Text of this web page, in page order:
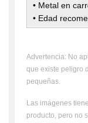
• Metal en
• Edad
Advertencia: No
que existe peligro
pequeñas.
Las imágenes
producto, pero no